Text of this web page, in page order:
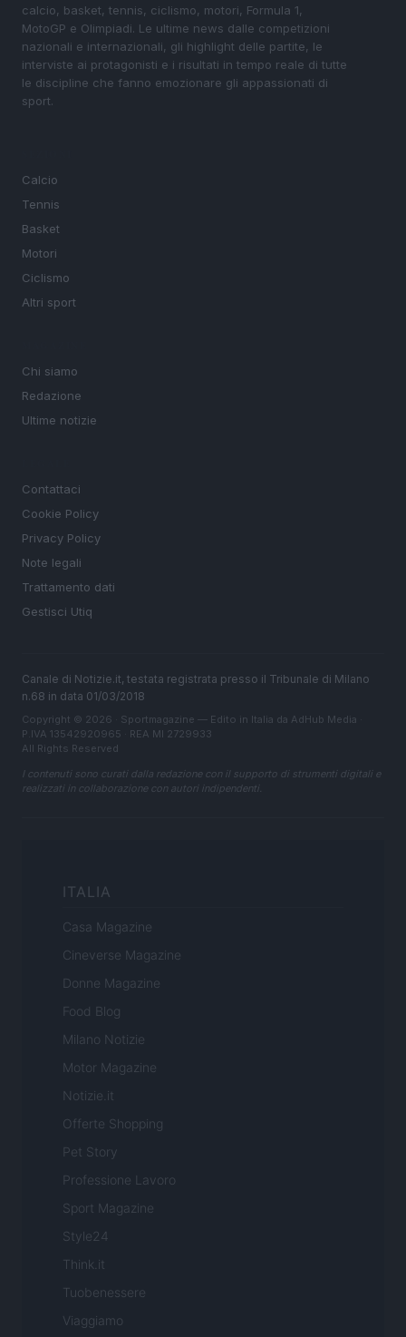
calcio, basket, tennis, ciclismo, motori, Formula 1,
MotoGP e Olimpiadi. Le ultime news dalle competizioni
nazionali e internazionali, gli highlight delle partite, le
interviste ai protagonisti e i risultati in tempo reale di tutte
le discipline che fanno emozionare gli appassionati di
sport.
Calcio
Tennis
Basket
Motori
Ciclismo
Altri sport
Chi siamo
Redazione
Ultime notizie
Contattaci
Cookie Policy
Privacy Policy
Note legali
Trattamento dati
Gestisci Utiq
Canale di Notizie.it, testata registrata presso il Tribunale di Milano
n.68 in data 01/03/2018
Copyright © 2026 · Sportmagazine — Edito in Italia da AdHub Media
P.IVA 13542920965 · REA MI 2729933
All Rights Reserved
I contenuti sono curati dalla redazione con il supporto di strumenti digitali e
realizzati in collaborazione con autori indipendenti.
ITALIA
Casa Magazine
Cineverse Magazine
Donne Magazine
Food Blog
Milano Notizie
Motor Magazine
Notizie.it
Offerte Shopping
Pet Story
Professione Lavoro
Sport Magazine
Style24
Think.it
Tuobenessere
Viaggiamo